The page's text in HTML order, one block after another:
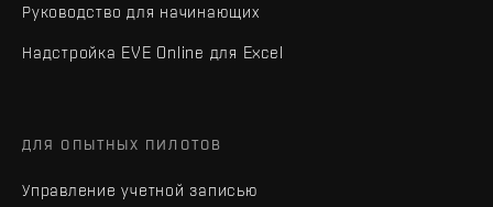
Руководство для начинающих
Надстройка EVE Online для Excel
ДЛЯ ОПЫТНЫХ ПИЛОТОВ
Управление учетной записью